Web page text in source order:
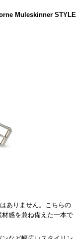
Muleskinner STYLE
ありません。こちらの
感を兼ね備えた一本で